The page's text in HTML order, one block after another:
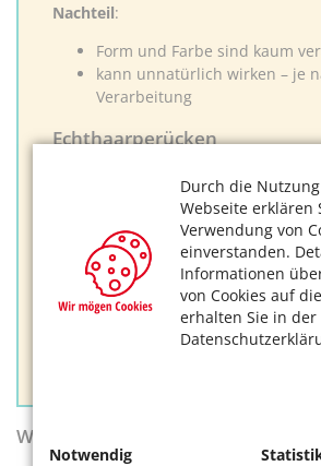
Durch die
Webseite erklären
Verwendung von
einverstanden.
Informationen
von Cookies auf
erhalten Sie in der
Notwendig
Nachteil:
Form und Farbe sind kaum
kann unnatürlich wirken – je
Verarbeitung
Echthaarperücken
lange Haltbarkeit
kann gefärbt und gestylt
wirken natürlich
Nachteil:
hochpreisig: mit
Wie pflegt man Perücken?